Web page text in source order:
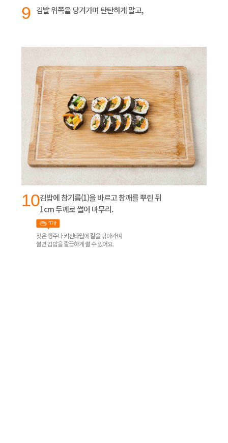
9 김발 위쪽을 당겨가며 탄탄하게 말고,
10김밥에 참기름(1)을 바르고 참깨를 뿌린 뒤
1cm 두께로 썰어 마무리.
젖은 행주나 키친타월에 칼을 닦아가며
썰면 김밥을 깔끔하게 썰 수 있어요.